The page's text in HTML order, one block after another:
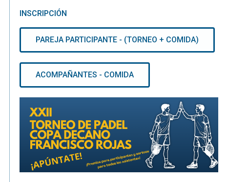
INSCRIPCIÓN
PAREJA PARTICIPANTE - (TORNEO + COMIDA)
ACOMPAÑANTES - COMIDA